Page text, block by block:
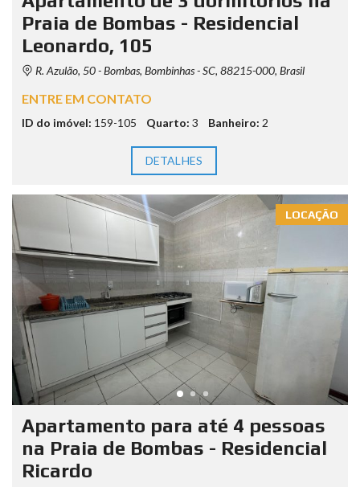
Praia de Bombas - Residencial
Leonardo, 105
R. Azulão, 50 - Bombas, Bombinhas - SC, 88215-000, Brasil
ENTRE EM CONTATO
ID do imóvel: 159-105 Quarto: 3 Banheiro: 2
DETALHES
LOCAÇÃO
Apartamento para até 4 pessoas
na Praia de Bombas - Residencial
Ricardo